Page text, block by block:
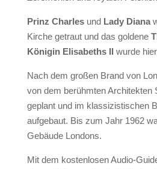
Prinz Charles und Lady Diana
Kirche getraut und das goldene
Königin Elisabeths II wurde
Nach dem großen Brand von
von dem berühmten Architekten
geplant und im klassizistischen
aufgebaut. Bis zum Jahr 1962
Gebäude Londons.
Mit dem kostenlosen Audio-